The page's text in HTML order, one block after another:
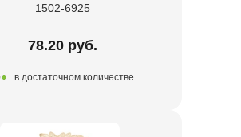
1502-6925
78.20 руб.
в достаточном количестве